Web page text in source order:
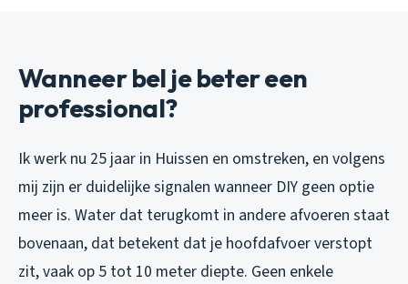
Wanneer bel je beter een
professional?
Ik werk nu 25 jaar in Huissen en omstreken, en volgens
mij zijn er duidelijke signalen wanneer DIY geen optie
meer is. Water dat terugkomt in andere afvoeren staat
bovenaan, dat betekent dat je hoofdafvoer verstopt
zit, vaak op 5 tot 10 meter diepte. Geen enkele